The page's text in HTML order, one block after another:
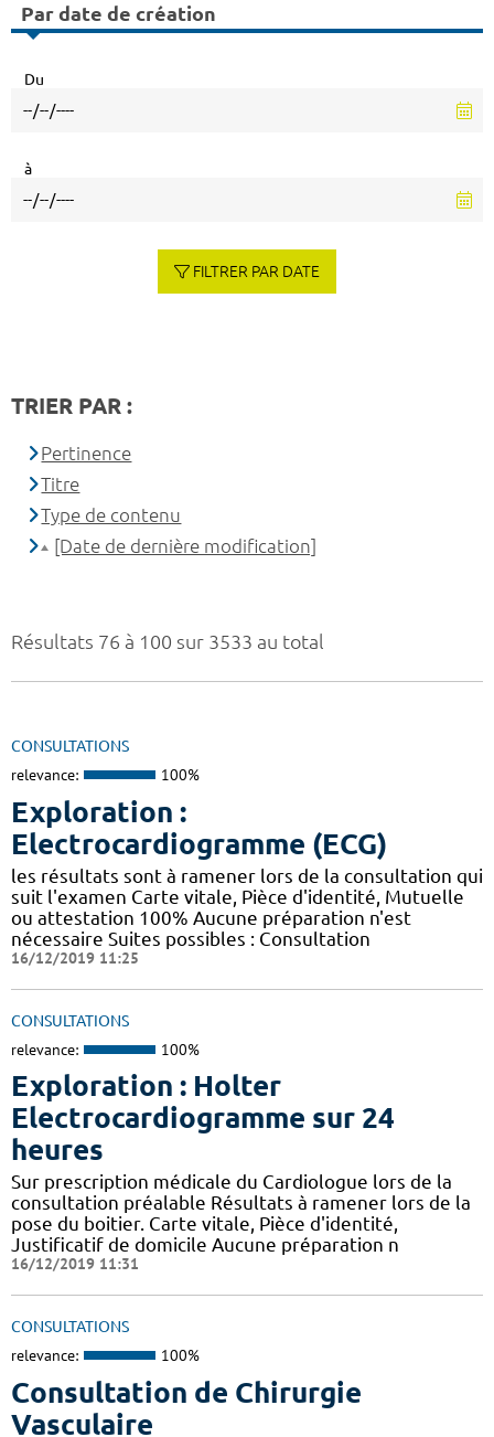
Résultats 76 à 100 sur 3533 au total
CONSULTATIONS
relevance: 100%
Exploration :
Electrocardiogramme (ECG)
les résultats sont à ramener lors de la consultation qui
suit l'examen Carte vitale, Pièce d'identité, Mutuelle
ou attestation 100% Aucune préparation n'est
nécessaire Suites possibles : Consultation
16/12/2019 11:25
CONSULTATIONS
relevance: 100%
Exploration : Holter
Electrocardiogramme sur 24
heures
Sur prescription médicale du Cardiologue lors de la
consultation préalable Résultats à ramener lors de la
pose du boitier. Carte vitale, Pièce d'identité,
Justificatif de domicile Aucune préparation n
16/12/2019 11:31
CONSULTATIONS
relevance: 100%
Consultation de Chirurgie
Vasculaire
Par date de création
Du
à
FILTRER PAR DATE
TRIER PAR :
Pertinence
Titre
Type de contenu
[Date de dernière modification]